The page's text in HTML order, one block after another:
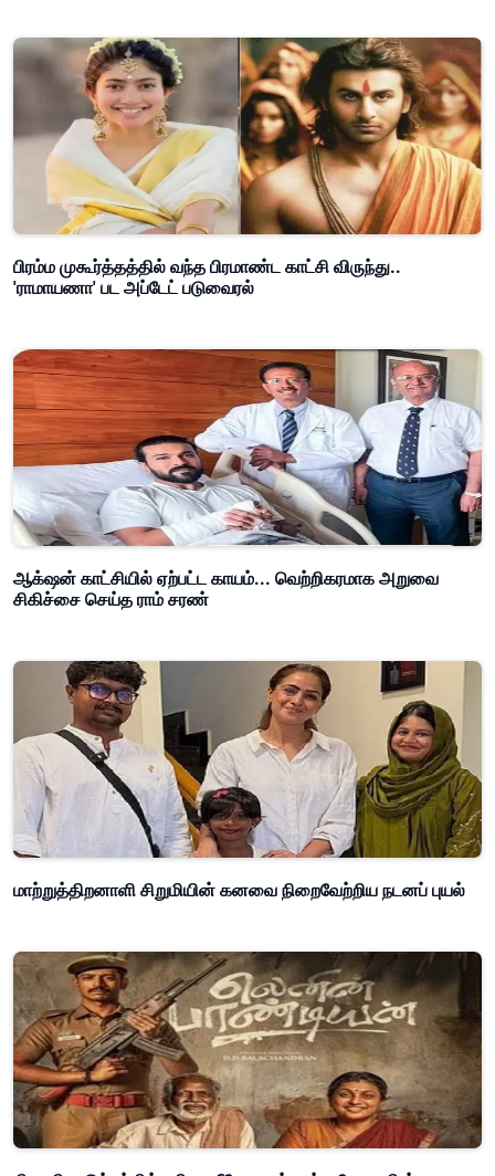
பிரம்ம முகூர்த்தத்தில் வந்த பிரமாண்ட காட்சி விருந்து..
'ராமாயணா' பட அப்டேட் படுவைரல்
ஆக்‌ஷன் காட்சியில் ஏற்பட்ட காயம்... வெற்றிகரமாக அறுவை
சிகிச்சை செய்த ராம் சரண்
மாற்றுத்திறனாளி சிறுமியின் கனவை நிறைவேற்றிய நடனப் புயல்